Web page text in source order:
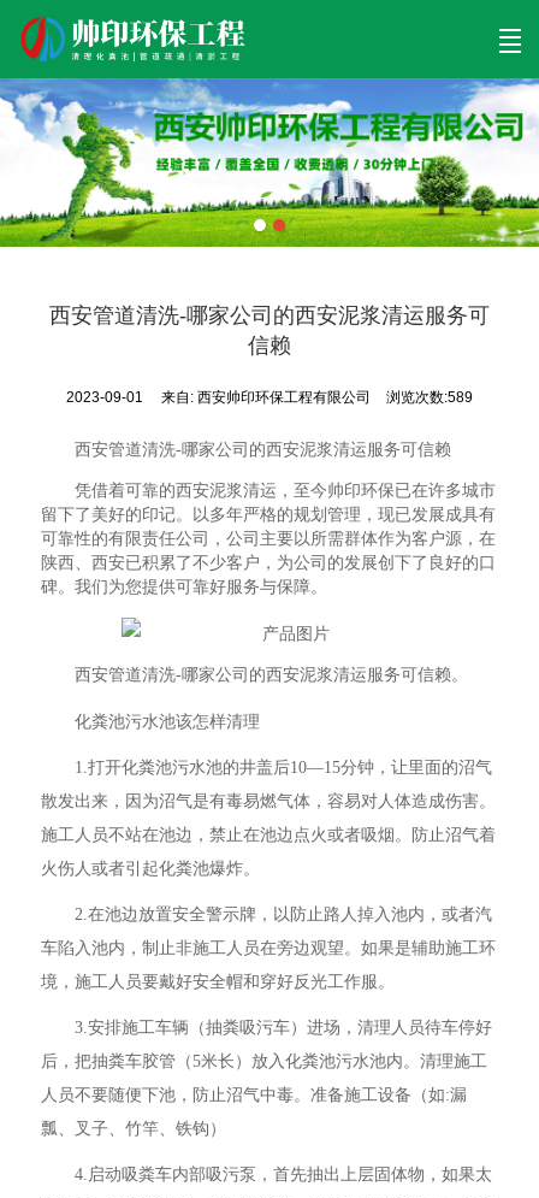
首页 清理工程 清淤工程 污泥工程 清淤检测
西安管道清洗-哪家公司的西安泥浆清运服务可
信赖
2023-09-01 来自:西安帅印环保工程有限公司 浏览次数:589
西安管道清洗-哪家公司的西安泥浆清运服务可信赖
凭借着可靠的西安泥浆清运，至今帅印环保已在许多城市
留下了美好的印记。以多年严格的规划管理，现已发展成具有
可靠性的有限责任公司，公司主要以所需群体作为客户源，在
陕西、西安已积累了不少客户，为公司的发展创下了良好的口
碑。我们为您提供可靠好服务与保障。
西安管道清洗-哪家公司的西安泥浆清运服务可信赖。
化粪池污水池该怎样清理
1.打开化粪池污水池的井盖后10—15分钟，让里面的沼气
散发出来，因为沼气是有毒易燃气体，容易对人体造成伤害。
施工人员不站在池边，禁止在池边点火或者吸烟。防止沼气着
火伤人或者引起化粪池爆炸。
2.在池边放置安全警示牌，以防止路人掉入池内，或者汽
车陷入池内，制止非施工人员在旁边观望。如果是辅助施工环
境，施工人员要戴好安全帽和穿好反光工作服。
3.安排施工车辆（抽粪吸污车）进场，清理人员待车停好
后，把抽粪车胶管（5米长）放入化粪池污水池内。清理施工
人员不要随便下池，防止沼气中毒。准备施工设备（如:漏
瓢、叉子、竹竿、铁钩）
4.启动吸粪车内部吸污泵，首先抽出上层固体物，如果太